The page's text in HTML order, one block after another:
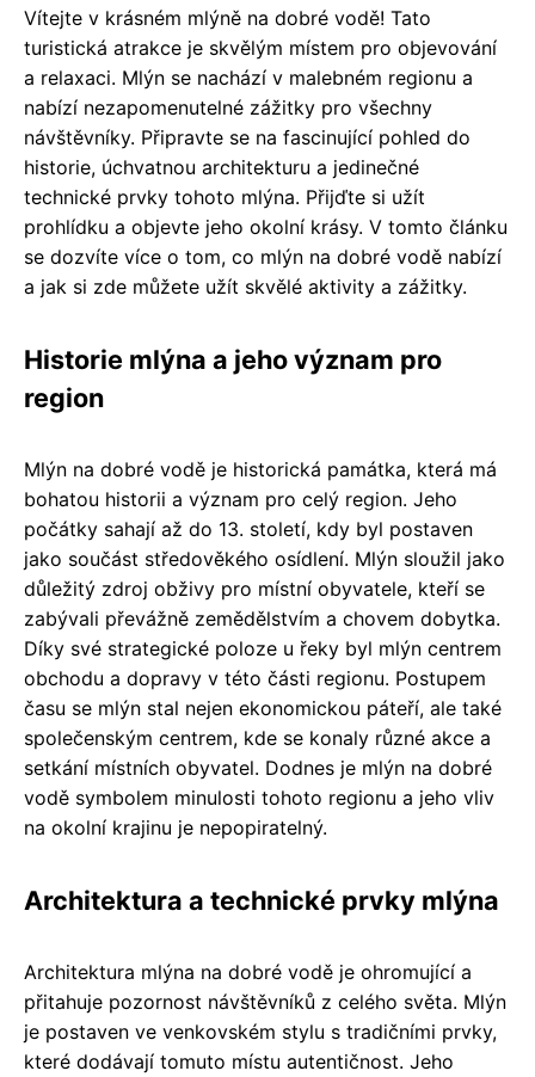
Vítejte v krásném mlýně na dobré vodě! Tato
turistická atrakce je skvělým místem pro objevování
a relaxaci. Mlýn se nachází v malebném regionu a
nabízí nezapomenutelné zážitky pro všechny
návštěvníky. Připravte se na fascinující pohled do
historie, úchvatnou architekturu a jedinečné
technické prvky tohoto mlýna. Přijďte si užít
prohlídku a objevte jeho okolní krásy. V tomto článku
se dozvíte více o tom, co mlýn na dobré vodě nabízí
a jak si zde můžete užít skvělé aktivity a zážitky.
Historie mlýna a jeho význam pro
region
Mlýn na dobré vodě je historická památka, která má
bohatou historii a význam pro celý region. Jeho
počátky sahají až do 13. století, kdy byl postaven
jako součást středověkého osídlení. Mlýn sloužil jako
důležitý zdroj obživy pro místní obyvatele, kteří se
zabývali převážně zemědělstvím a chovem dobytka.
Díky své strategické poloze u řeky byl mlýn centrem
obchodu a dopravy v této části regionu. Postupem
času se mlýn stal nejen ekonomickou páteří, ale také
společenským centrem, kde se konaly různé akce a
setkání místních obyvatel. Dodnes je mlýn na dobré
vodě symbolem minulosti tohoto regionu a jeho vliv
na okolní krajinu je nepopiratelný.
Architektura a technické prvky mlýna
Architektura mlýna na dobré vodě je ohromující a
přitahuje pozornost návštěvníků z celého světa. Mlýn
je postaven ve venkovském stylu s tradičními prvky,
které dodávají tomuto místu autentičnost. Jeho